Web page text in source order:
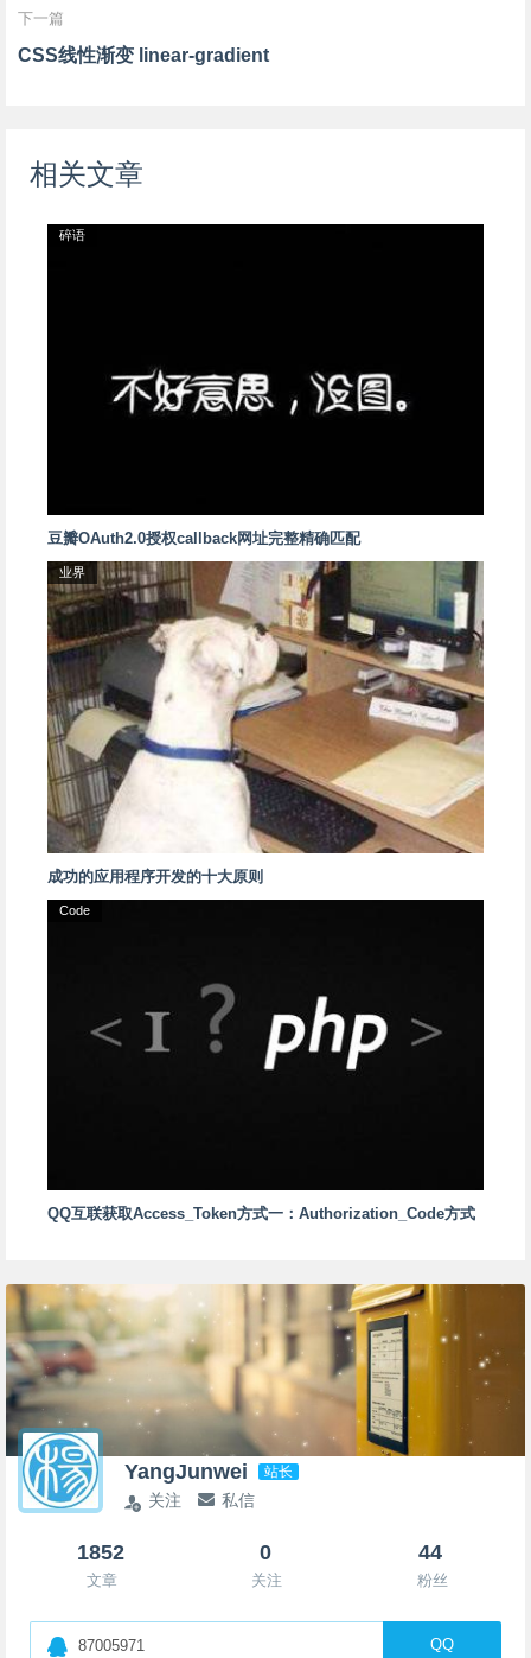
下一篇
CSS线性渐变 linear-gradient
相关文章
碎语
豆瓣OAuth2.0授权callback网址完整精确匹配
业界
成功的应用程序开发的十大原则
Code
QQ互联获取Access_Token方式一：Authorization_Code方式
YangJunwei 站长
关注 私信
1852
文章
0
关注
44
粉丝
87005971 QQ